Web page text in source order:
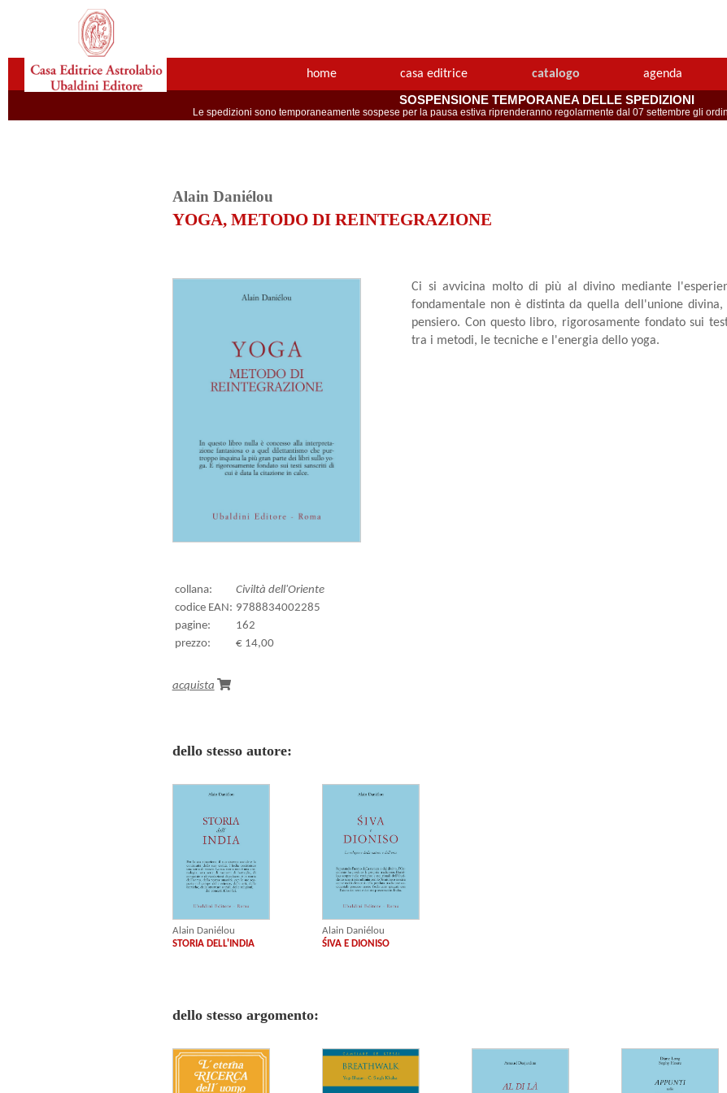
home casa editrice catalogo agenda
SOSPENSIONE TEMPORANEA DELLE SPEDIZIONI
Le spedizioni sono temporaneamente sospese per la pausa estiva riprenderanno regolarmente dal 07 settembre gli
Alain Daniélou
YOGA, METODO DI REINTEGRAZIONE
Ci si avvicina molto di più al divino mediante
fondamentale non è distinta da quella dell'unione
pensiero. Con questo libro, rigorosamente fondato sui
tra i metodi, le tecniche e l'energia dello yoga.
collana:
Civiltà dell'Oriente
codice EAN: 9788834002285
pagine:
162
prezzo:
€ 14,00
acquista
dello stesso autore:
Alain Daniélou
STORIA DELL'INDIA
Alain Daniélou
ŚIVA E DIONISO
dello stesso argomento: